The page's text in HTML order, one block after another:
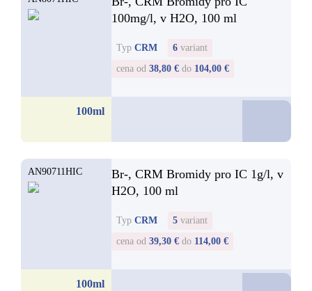
100mg/l, v H2O, 100 ml
Typ CRM 6 variant
cena od 38,80 € do 104,00 €
100ml
AN90711HIC
Br-, CRM Bromidy pro IC 1g/l, v
H2O, 100 ml
Typ CRM 5 variant
cena od 39,30 € do 114,00 €
100ml